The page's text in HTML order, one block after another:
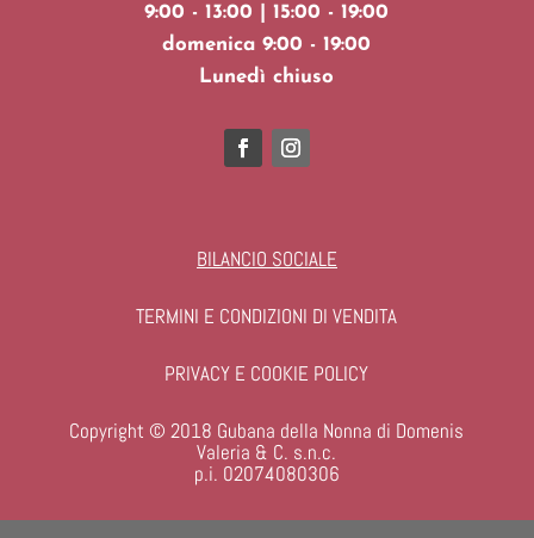
9:00 - 13:00 | 15:00 - 19:00
domenica 9:00 - 19:00
Lunedì chiuso
BILANCIO SOCIALE
TERMINI E CONDIZIONI DI VENDITA
PRIVACY E COOKIE POLICY
Copyright © 2018 Gubana della Nonna di Domenis
Valeria & C. s.n.c.
p.i. 02074080306